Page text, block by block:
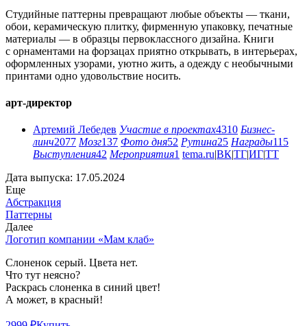
Студийные паттерны превращают любые объекты — ткани,
обои, керамическую плитку, фирменную упаковку, печатные
материалы — в образцы первоклассного дизайна. Книги
с орнаментами на форзацах приятно открывать, в интерьерах,
оформленных узорами, уютно жить, а одежду с необычными
принтами одно удовольствие носить.
арт-директор
Артемий Лебедев Участие в проектах4310 Бизнес-
линч2077 Мозг137 Фото дня52 Рутина25 Награды115
Выступления42 Мероприятия1 tema.ru|ВК|ТГ|ИГ|ТТ
Дата выпуска: 17.05.2024
Еще
Абстракция
Паттерны
Далее
Логотип компании «Мам клаб»
Слоненок серый. Цвета нет.
Что тут неясно?
Раскрась слоненка в синий цвет!
А может, в красный!